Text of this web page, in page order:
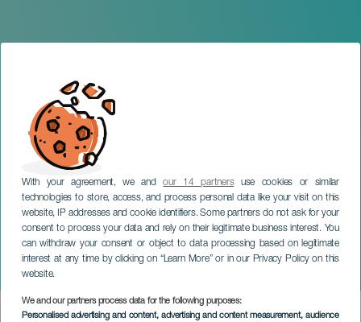
With your agreement, we andour 14 partnersuse cookies or similar
technologies to store, access, and process personal data like your visit on this
website, IP addresses and cookie identifiers. Some partners do not ask for your
consent to process your data and rely on their legitimate business interest. You
can withdraw your consent or object to data processing based on legitimate
interest at any time by clicking on “Learn More” or in our Privacy Policy on this
website.
We and our partners process data for the following purposes:
Personalised advertising and content, advertising and content measurement, audience
Los Chikos del Maíz
TENERIFE
Imagen